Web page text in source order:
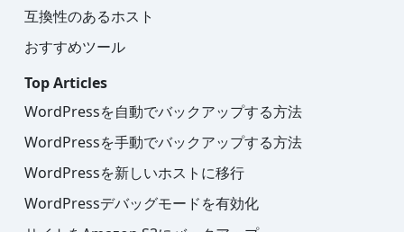
互換性のあるホスト
おすすめツール
Top Articles
WordPressを自動でバックアップする方法
WordPressを手動でバックアップする方法
WordPressを新しいホストに移行
WordPressデバッグモードを有効化